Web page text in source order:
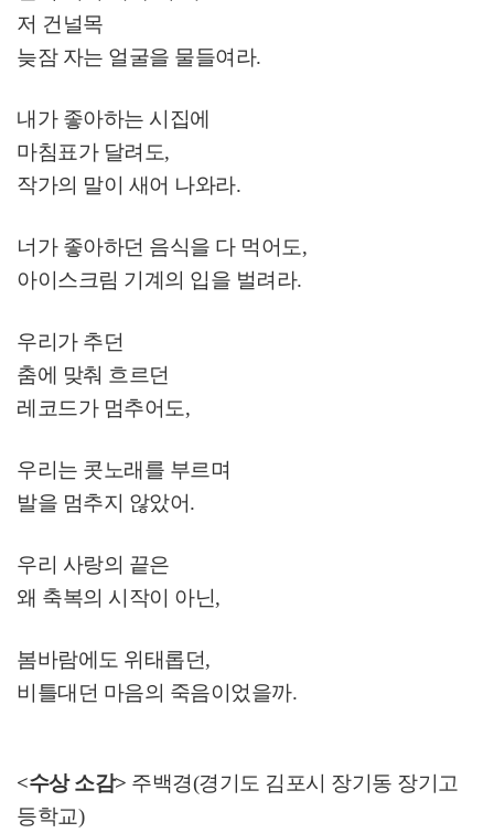
저 건널목
늦잠 자는 얼굴을 물들여라.
내가 좋아하는 시집에
마침표가 달려도,
작가의 말이 새어 나와라.
너가 좋아하던 음식을 다 먹어도,
아이스크림 기계의 입을 벌려라.
우리가 추던
춤에 맞춰 흐르던
레코드가 멈추어도,
우리는 콧노래를 부르며
발을 멈추지 않았어.
우리 사랑의 끝은
왜 축복의 시작이 아닌,
봄바람에도 위태롭던,
비틀대던 마음의 죽음이었을까.
<수상 소감> 주백경(경기도 김포시 장기동 장기고
등학교)